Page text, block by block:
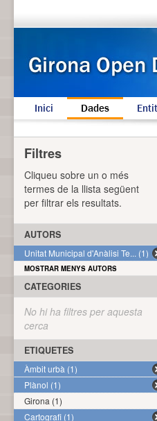
Inici Dades
Filtres
Cliqueu sobre un o més
termes de la llista següent
per filtrar els resultats.
AUTORS
Unitat Municipal d'Anàlisi Te... (1)
MOSTRAR MENYS AUTORS
CATEGORIES
No hi ha filtres per aquesta
cerca
ETIQUETES
Àmbit urbà (1)
Plànol (1)
Girona (1)
Cartografi (1)